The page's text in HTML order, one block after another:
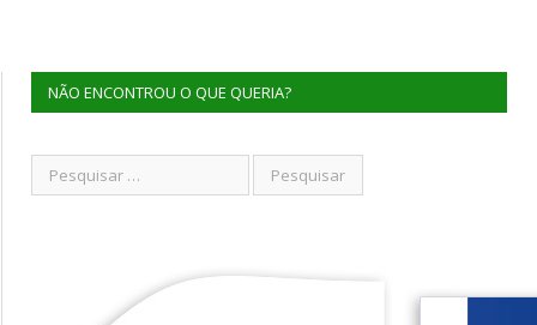
NÃO ENCONTROU O QUE QUERIA?